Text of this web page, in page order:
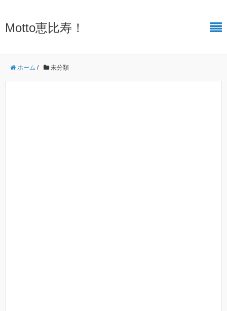
Motto恵比寿！
ホーム / 未分類